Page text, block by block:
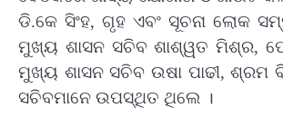
ଡି.କେ ସିଂହ, ଗୃହ ଏବଂ ସୂଚନା ଲୋକ
ମୁଖ୍ୟ ଶାସନ ସଚିବ ଶାଶ୍ୱତ ମିଶ୍ର,
ମୁଖ୍ୟ ଶାସନ ସଚିବ ଉଷା ପାଢୀ,
ସଚିବମାନେ ଉପସ୍ଥିତ ଥିଲେ ।